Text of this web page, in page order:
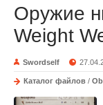
Оружие
Weight
Swordself
Каталог файлов /